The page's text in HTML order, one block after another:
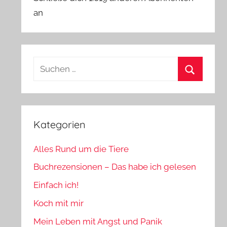
an
Suchen
Kategorien
Alles Rund um die Tiere
Buchrezensionen – Das habe ich gelesen
Einfach ich!
Koch mit mir
Mein Leben mit Angst und Panik